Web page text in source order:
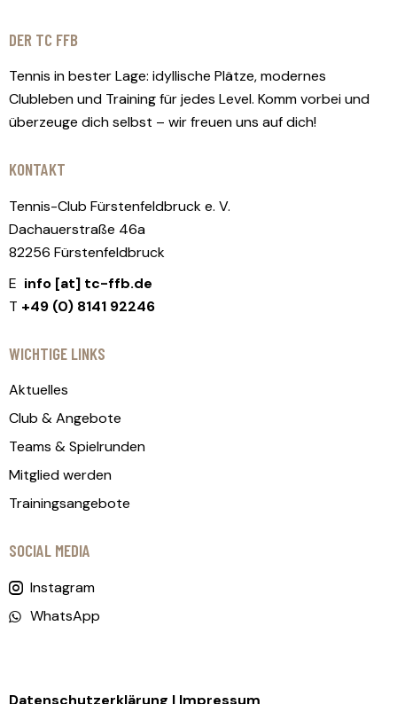
DER TC FFB
Tennis in bester Lage: idyllische Plätze, modernes
Clubleben und Training für jedes Level. Komm vorbei und
überzeuge dich selbst – wir freuen uns auf dich!
KONTAKT
Tennis-Club Fürstenfeldbruck e. V.
Dachauerstraße 46a
82256 Fürstenfeldbruck
E info [at] tc-ffb.de
T +49 (0) 8141 92246
WICHTIGE LINKS
Aktuelles
Club & Angebote
Teams & Spielrunden
Mitglied werden
Trainingsangebote
SOCIAL MEDIA
Instagram
WhatsApp
Datenschutzerklärung | Impressum